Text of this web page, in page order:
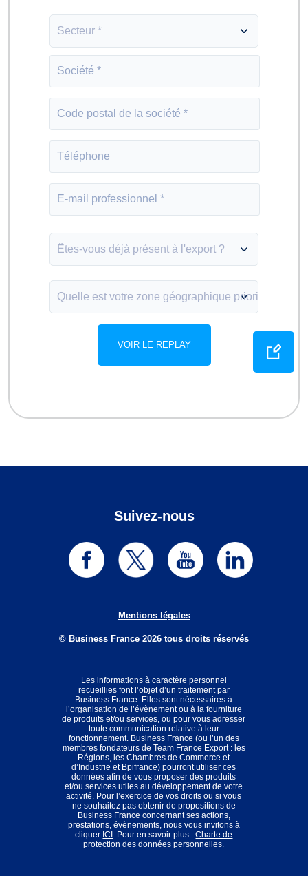
Suivez-nous
Mentions légales
© Business France 2026 tous droits réservés
Les informations à caractère personnel
recueillies font l’objet d’un traitement par
Business France. Elles sont nécessaires à
l’organisation de l’évènement ou à la fourniture
de produits et/ou services, ou pour vous adresser
toute communication relative à leur
fonctionnement. Business France (ou l’un des
membres fondateurs de Team France Export : les
Régions, les Chambres de Commerce et
d’Industrie et Bpifrance) pourront utiliser ces
données afin de vous proposer des produits
et/ou services utiles au développement de votre
activité. Pour l’exercice de vos droits ou si vous
ne souhaitez pas obtenir de propositions de
Business France concernant ses actions,
prestations, évènements, nous vous invitons à
cliquer ICI. Pour en savoir plus :Charte de
protection des données personnelles.